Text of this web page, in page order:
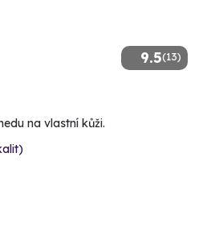
9.5(13)
na vlastní kůži.